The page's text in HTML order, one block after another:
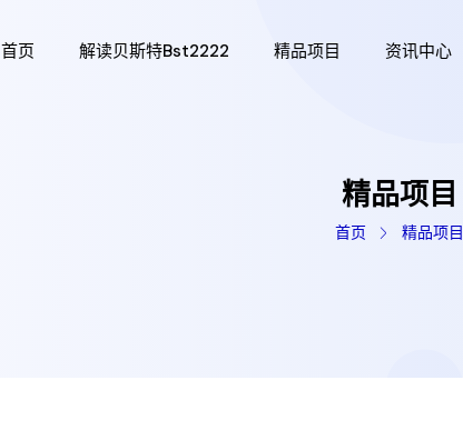
首页 解读贝斯特bst2222 精品项目 资讯中心
精品项目
首页 精品项目